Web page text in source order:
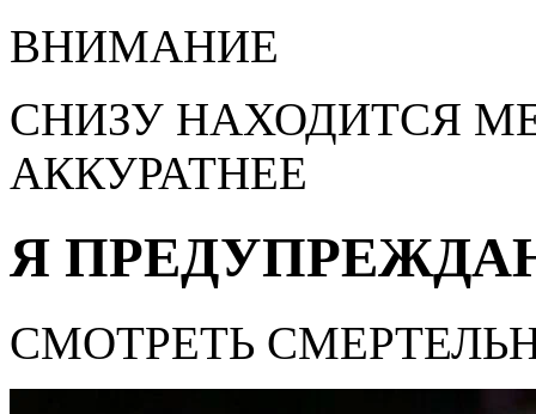
ВНИМАНИЕ
СНИЗУ НАХОДИТСЯ
АККУРАТНЕЕ
Я
СМОТРЕТЬ